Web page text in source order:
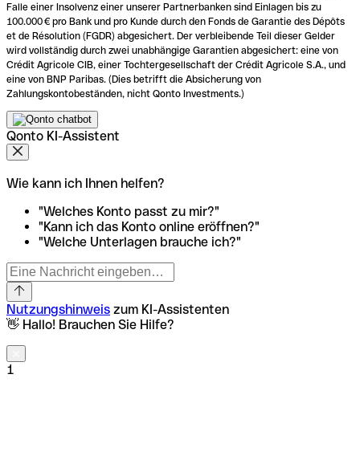
Falle einer Insolvenz einer unserer Partnerbanken sind Einlagen bis zu
100.000 € pro Bank und pro Kunde durch den Fonds de Garantie des Dépôts
et de Résolution (FGDR) abgesichert. Der verbleibende Teil dieser Gelder
wird vollständig durch zwei unabhängige Garantien abgesichert: eine von
Crédit Agricole CIB, einer Tochtergesellschaft der Crédit Agricole S.A., und
eine von BNP Paribas. (Dies betrifft die Absicherung von
Zahlungskontobeständen, nicht Qonto Investments.)
Qonto KI-Assistent
Wie kann ich Ihnen helfen?
"Welches Konto passt zu mir?"
"Kann ich das Konto online eröffnen?"
"Welche Unterlagen brauche ich?"
Nutzungshinweis zum KI-Assistenten
👋 Hallo! Brauchen Sie Hilfe?
1